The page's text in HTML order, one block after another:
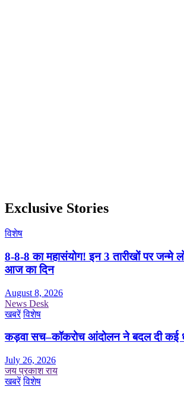
Exclusive Stories
विशेष
8-8-8 का महासंयोग! इन 3 तारीखों पर जन्मे
आज का दिन
August 8, 2026
News Desk
खबरें विशेष
कड़वा सच–कॉकरोच आंदोलन ने बदल दी कई
July 26, 2026
जय प्रकाश राय
खबरें विशेष